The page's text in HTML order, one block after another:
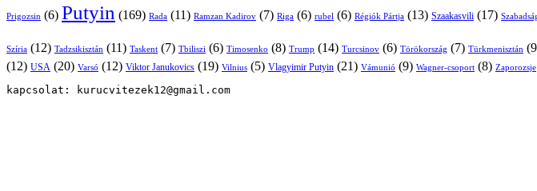
Prigozsin (6) Putyin (169) Rada (11) Ramzan Kadirov (7) Riga (6) rubel (6) Régiók Pártja (13) Szaakasvili (17)
Szíria (12) Tadzsikisztán (11) Taskent (7) Tbiliszi (6) Timosenko (8) Trump (14) Turcsinov (6) Törökország (7) Türkmenisztán
(12) USA (20) Varsó (12) Viktor Janukovics (19) Vilnius (5) Vlagyimir Putyin (21) Vámunió (9) Wagner-csoport (8) Zaporozsje
kapcsolat: kurucvitezek12@gmail.com